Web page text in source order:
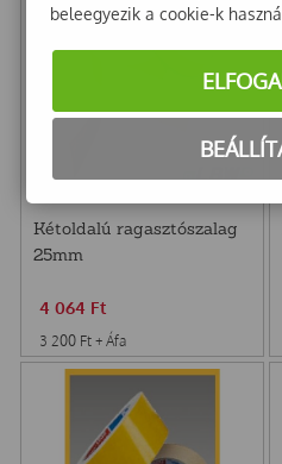
Kétoldalú ragasztószalag
25mm
4 064 Ft
3 200 Ft + Áfa
beleegyezik a cookie-k